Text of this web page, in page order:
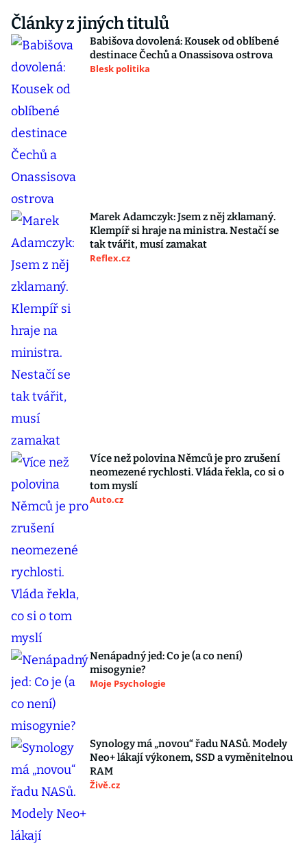
Články z jiných titulů
Babišova dovolená: Kousek od oblíbené
destinace Čechů a Onassisova ostrova
Blesk politika
Marek Adamczyk: Jsem z něj zklamaný.
Klempíř si hraje na ministra. Nestačí se
tak tvářit, musí zamakat
Reflex.cz
Více než polovina Němců je pro zrušení
neomezené rychlosti. Vláda řekla, co si o
tom myslí
Auto.cz
Nenápadný jed: Co je (a co není)
misogynie?
Moje Psychologie
Synology má „novou“ řadu NASů. Modely
Neo+ lákají výkonem, SSD a vyměnitelnou
RAM
Živě.cz